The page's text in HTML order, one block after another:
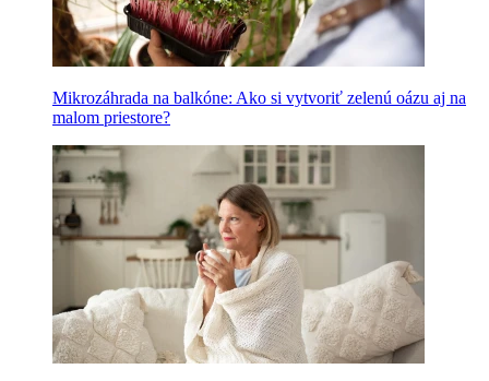
Mikrozáhrada na balkóne: Ako si vytvoriť zelenú oázu aj na
malom priestore?